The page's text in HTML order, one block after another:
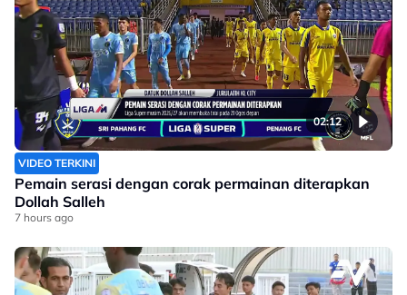
02:12
VIDEO TERKINI
Pemain serasi dengan corak permainan diterapkan
Dollah Salleh
7 hours ago